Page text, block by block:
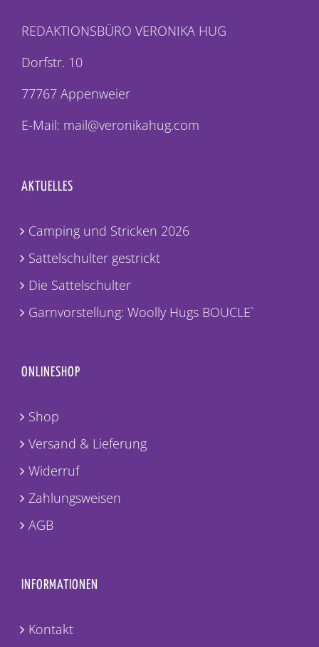
REDAKTIONSBÜRO VERONIKA HUG
Dorfstr. 10
77767 Appenweier
E-Mail: mail@veronikahug.com
AKTUELLES
Camping und Stricken 2026
Sattelschulter gestrickt
Die Sattelschulter
Garnvorstellung: Woolly Hugs BOUCLE`
ONLINESHOP
Shop
Versand & Lieferung
Widerruf
Zahlungsweisen
AGB
INFORMATIONEN
Kontakt